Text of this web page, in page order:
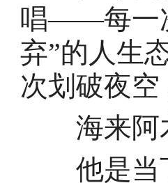
唱——每一
弃”的人生
次划破夜
海来阿
他是当下